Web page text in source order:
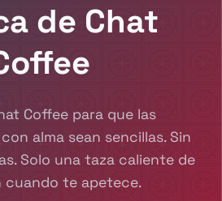
de Chat
Coffee para que las
alma sean sencillas. Sin
Solo una taza caliente de
cuando te apetece.